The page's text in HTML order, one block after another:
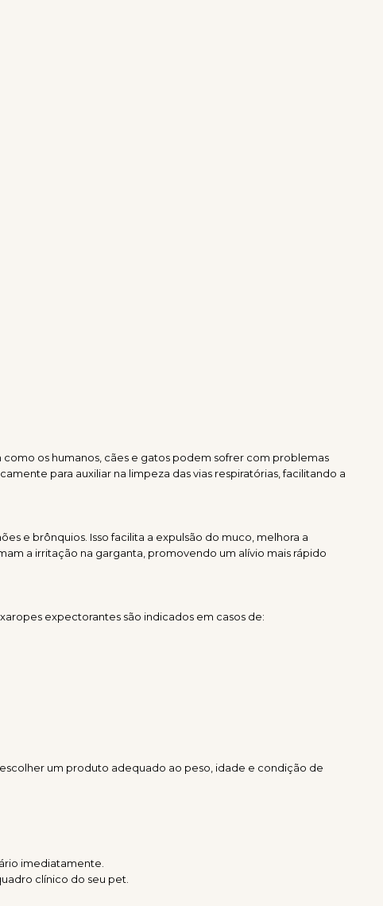
como os humanos, cães e gatos podem sofrer com problemas
para auxiliar na limpeza das vias respiratórias, facilitando a
e brônquios. Isso facilita a expulsão do muco, melhora a
a irritação na garganta, promovendo um alívio mais rápido
expectorantes são indicados em casos de:
um produto adequado ao peso, idade e condição de
imediatamente.
clínico do seu pet.